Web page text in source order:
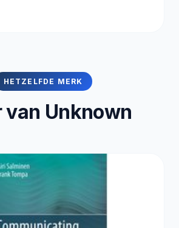
HETZELFDE MERK
van Unknown